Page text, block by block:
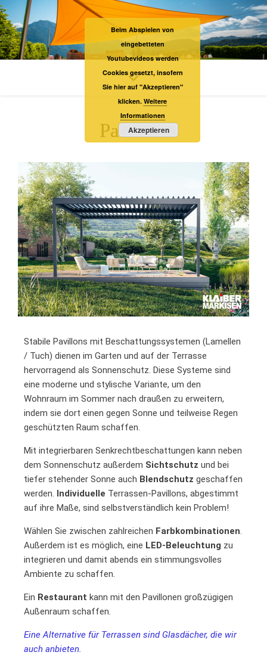
Pavillon
Stabile Pavillons mit Beschattungssystemen (Lamellen
/ Tuch) dienen im Garten und auf der Terrasse
hervorragend als Sonnenschutz. Diese Systeme sind
eine moderne und stylische Variante, um den
Wohnraum im Sommer nach draußen zu erweitern,
indem sie dort einen gegen Sonne und teilweise Regen
geschützten Raum schaffen.
Mit integrierbaren Senkrechtbeschattungen kann neben
dem Sonnenschutz außerdem Sichtschutz und bei
tiefer stehender Sonne auch Blendschutz geschaffen
werden. Individuelle Terrassen-Pavillons, abgestimmt
auf ihre Maße, sind selbstverständlich kein Problem!
Wählen Sie zwischen zahlreichen Farbkombinationen.
Außerdem ist es möglich, eine LED-Beleuchtung zu
integrieren und damit abends ein stimmungsvolles
Ambiente zu schaffen.
Ein Restaurant kann mit den Pavillonen großzügigen
Außenraum schaffen.
Eine Alternative für Terrassen sind Glasdächer, die wir
auch anbieten.
Beim Abspielen von
eingebetteten
Youtubevideos werden
Cookies gesetzt, insofern
Sie hier auf "Akzeptieren"
klicken. Weitere
Informationen
Akzeptieren